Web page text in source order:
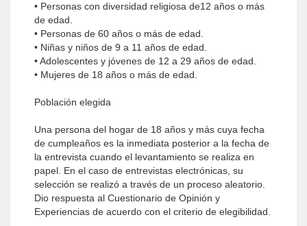
• Personas con diversidad religiosa de12 años o más
de edad.
• Personas de 60 años o más de edad.
• Niñas y niños de 9 a 11 años de edad.
• Adolescentes y jóvenes de 12 a 29 años de edad.
• Mujeres de 18 años o más de edad.
Población elegida
Una persona del hogar de 18 años y más cuya fecha
de cumpleaños es la inmediata posterior a la fecha de
la entrevista cuando el levantamiento se realiza en
papel. En el caso de entrevistas electrónicas, su
selección se realizó a través de un proceso aleatorio.
Dio respuesta al Cuestionario de Opinión y
Experiencias de acuerdo con el criterio de elegibilidad.